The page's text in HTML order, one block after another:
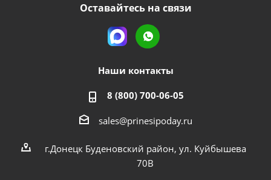
Оставайтесь на связи
Наши контакты
8 (800) 700-06-05
sales@prinesipoday.ru
г.Донецк Буденовский район, ул. Куйбышева
70В